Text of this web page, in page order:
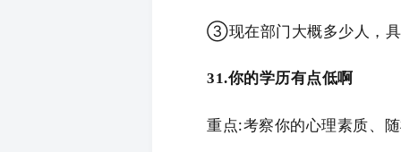
③现在部门大概多少人，
31.你的学历有点低啊
重点:考察你的心理素质、